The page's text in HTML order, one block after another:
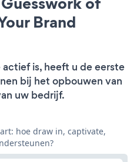
Brand
is, heeft u de eerste
bij het opbouwen van
uw bedrijf.
hoe draw in, captivate,